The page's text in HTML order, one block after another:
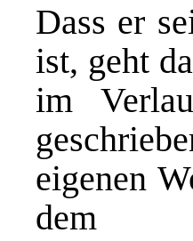
Dass er
ist, geht
im
eigenen
dem